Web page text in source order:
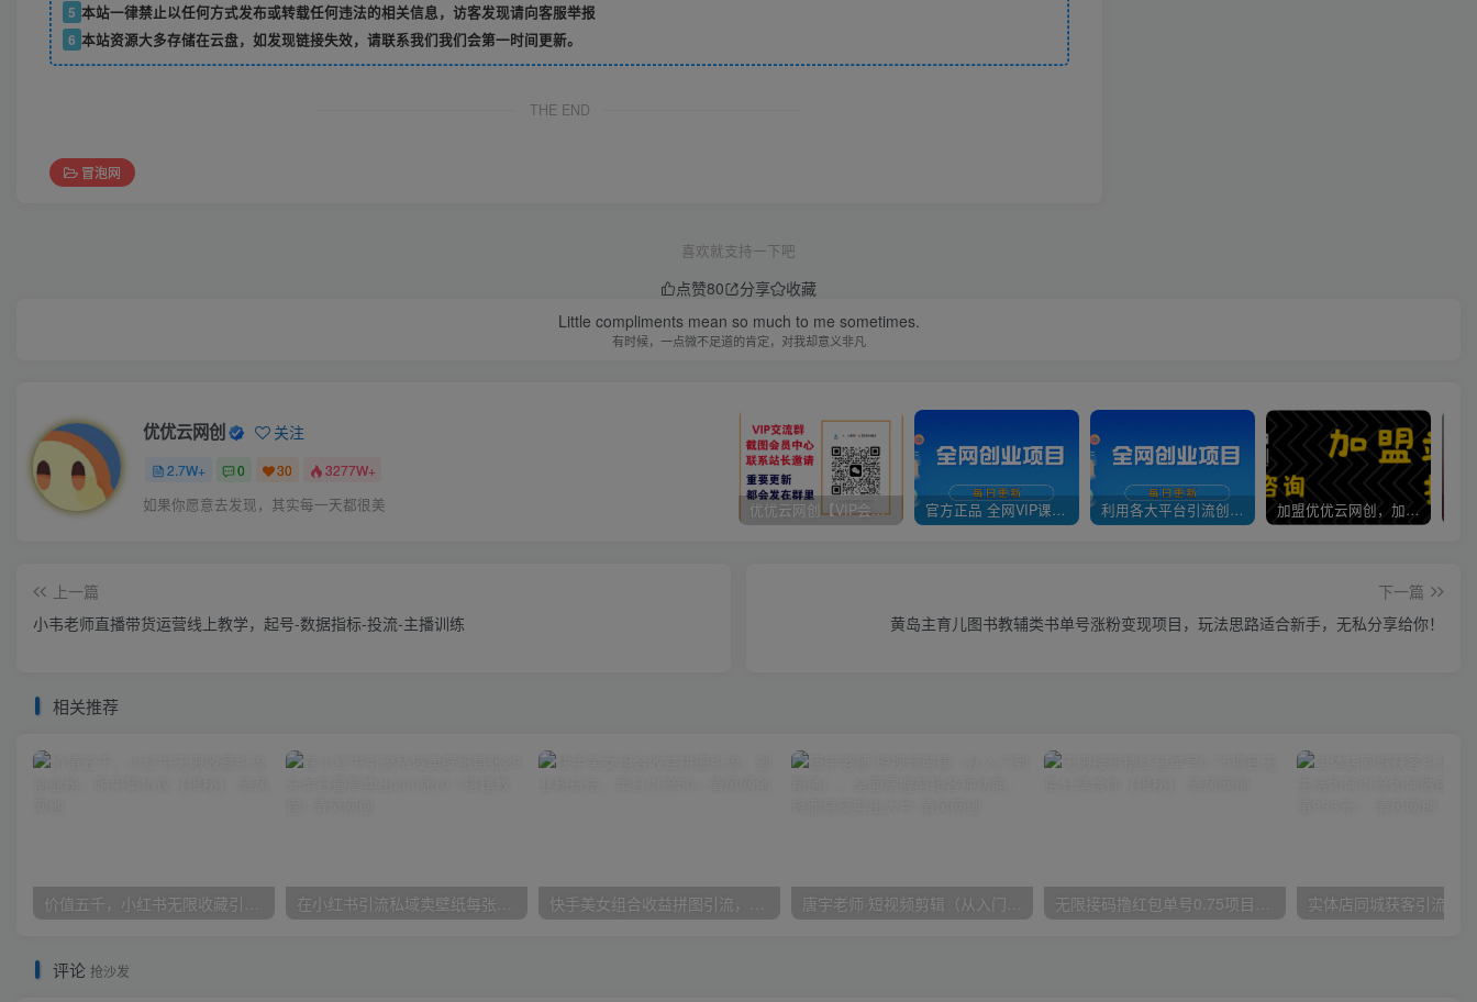
5 本站一律禁止以任何方式发布或转载任何违法的相关信息，访客发现请向客服举报
6 本站资源大多存储在云盘，如发现链接失效，请联系我们我们会第一时间更新。
THE END
冒泡网
喜欢就支持一下吧
点赞80 分享
收藏
Little compliments mean so much to me sometimes.
有时候，一点微不足道的肯定，对我却意义非凡
优优云网创 关注
2.7W+ 0 30 3277W+
如果你愿意去发现，其实每一天都很美 优优云网创【VIP会员专属交流群】 官方正品 全网VIP课程 无损下载~ 利用各大平台引流创业粉，做知识付费系统，卖会员，卖课程，实现日入几百几千 加盟优优云网创，加盟搭建同款知识付费资源网站，实现长期稳定被动收入~
上一篇
小韦老师直播带货运营线上教学，起号-数据指标-投流-主播训练
下一篇
黄岛主育儿图书教辅类书单号涨粉变现项目，玩法思路适合新手，无私分享给你！
相关推荐
评论 抢沙发